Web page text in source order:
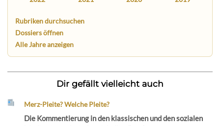
Rubriken durchsuchen
Dossiers öffnen
Alle Jahre anzeigen
Dir gefällt vielleicht auch
Merz-Pleite? Welche Pleite?
Die Kommentierung in den klassischen und den sozialen